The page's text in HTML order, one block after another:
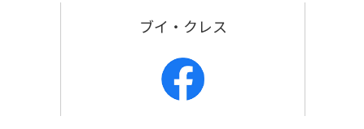
ブイ・クレス